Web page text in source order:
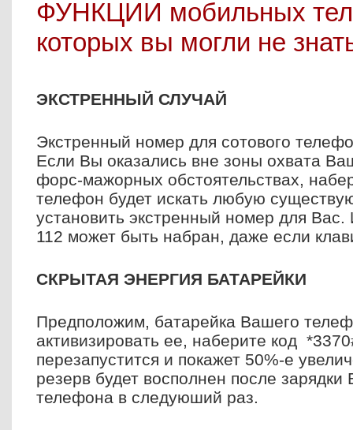
ФУНКЦИИ мобильных
которых вы могли не
ЭКСТРЕННЫЙ СЛУЧАЙ
Экстренный номер для сотового
Если Вы оказались вне зоны охвата
форс-мажорных обстоятельствах,
телефон будет искать любую
установить экстренный номер для
112 может быть набран, даже если
СКРЫТАЯ ЭНЕРГИЯ БАТАРЕЙКИ
Предположим, батарейка Вашего
активизировать ее, наберите код
перезапустится и покажет 50%-е
резерв будет восполнен после зарядки
телефона в следуюший раз.